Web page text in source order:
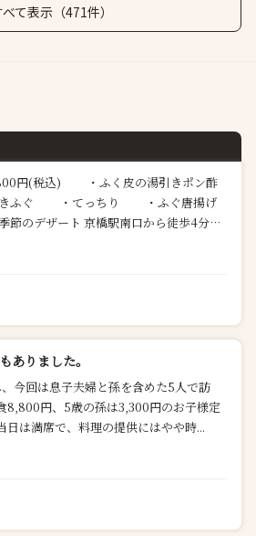
て表示（471件）
の湯引きポン酢
た！ 店外、店内いい雰囲気
ありました。
今回は息子夫婦と孫を含めた5人で訪
8,800円、5歳の孫は3,300円のお子様定
日は満席で、料理の提供にはやや時...